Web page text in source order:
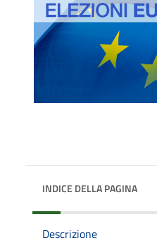
INDICE DELLA PAGINA
Descrizione